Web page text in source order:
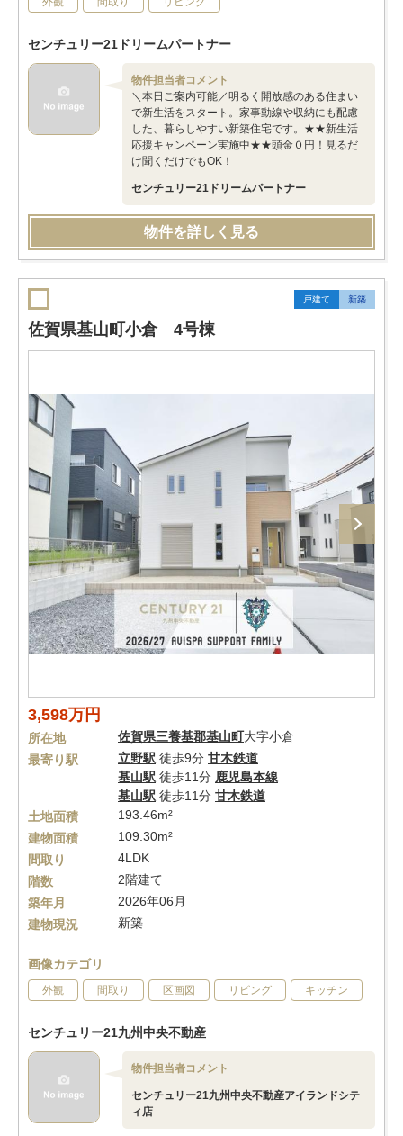
センチュリー21ドリームパートナー
物件担当者コメント
＼本日ご案内可能／明るく開放感のある住まい
で新生活をスタート。家事動線や収納にも配慮
した、暮らしやすい新築住宅です。★★新生活
応援キャンペーン実施中★★頭金０円！見るだ
け聞くだけでもOK！
センチュリー21ドリームパートナー
物件を詳しく見る
戸建て 新築
佐賀県基山町小倉 4号棟
3,598万円
所在地 佐賀県三養基郡基山町大字小倉
最寄り駅
立野駅 徒歩9分 甘木鉄道
基山駅 徒歩11分 鹿児島本線
基山駅 徒歩11分 甘木鉄道
土地面積
193.46m²
建物面積
109.30m²
間取り
4LDK
階数
2階建て
築年月
2026年06月
建物現況
新築
画像カテゴリ
外観 間取り 区画図 リビング キッチン
センチュリー21九州中央不動産
物件担当者コメント
センチュリー21九州中央不動産アイランドシテ
ィ店